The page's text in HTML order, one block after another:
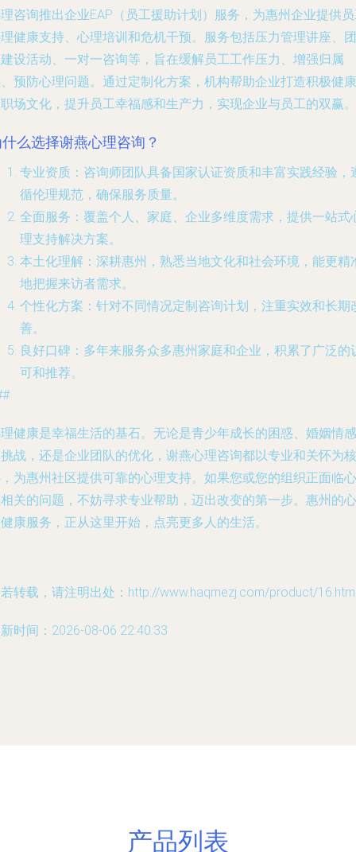
咨询推出企业EAP（员工援助计划）服务，为惠州企业提供
健康支持、心理培训和危机干预。服务包括压力管理讲座、团
设活动、一对一咨询等，旨在缓解员工工作压力、增强归属
预防心理问题。通过定制化方案，机构帮助企业打造积极健康
场文化，提升员工幸福感和生产力，实现企业与员工的双赢。
么选择谢燕心理咨询？
专业资质 ：咨询师团队具备国家认证资质和丰富实践经验，
循伦理规范，确保服务质量。
全面服务 ：覆盖个人、家庭、企业多维度需求，提供一站式
理支持解决方案。
本土化理解 ：深耕惠州，熟悉当地文化和社会环境，能更精
地把握来访者需求。
个性化方案 ：针对不同情况定制咨询计划，注重实效和长期
善。
良好口碑 ：多年来服务众多惠州家庭和企业，积累了广泛的
可和推荐。
健康是幸福生活的基石。无论是青少年成长的困惑、婚姻情感
战，还是企业团队的优化，谢燕心理咨询都以专业和关怀为核
为惠州社区提供可靠的心理支持。如果您或您的组织正面临心
关的问题，不妨寻求专业帮助，迈出改变的第一步。惠州的心
康服务，正从这里开始，点亮更多人的生活。
转载，请注明出处：http://www.haqmezj.com/product/
时间：2026-08-06 22:40:33
产品列表